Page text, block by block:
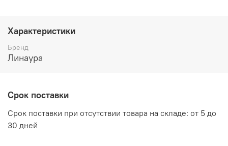
высота 784 мм
Возможные расцветки:
ЛДСП Дуб Самдал, вставка Венге
Производитель:
Характеристики
Бренд
Линаура
Срок поставки
Срок поставки при отсутствии товара на складе: от 5 до
30 дней